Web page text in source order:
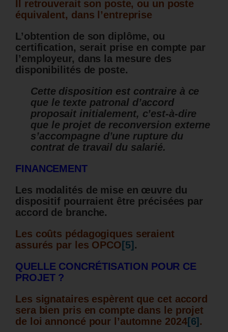
Il retrouverait son poste, ou un poste
équivalent, dans l’entreprise
L’obtention de son diplôme, ou
certification, serait prise en compte par
l’employeur, dans la mesure des
disponibilités de poste.
Cette disposition est contraire à ce
que le texte patronal d’accord
proposait initialement, c’est-à-dire
que le projet de reconversion externe
s’accompagne d’une rupture du
contrat de travail du salarié.
FINANCEMENT
Les modalités de mise en œuvre du
dispositif pourraient être précisées par
accord de branche.
Les coûts pédagogiques seraient
assurés par les OPCO [5] .
QUELLE CONCRÉTISATION POUR CE
PROJET ?
Les signataires espèrent que cet accord
sera bien pris en compte dans le projet
de loi annoncé pour l’automne 2024[6] .